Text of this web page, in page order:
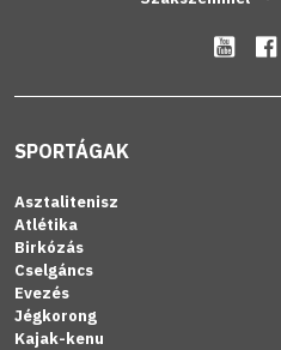
SPORTÁGAK
Asztalitenisz
Atlétika
Birkózás
Cselgáncs
Evezés
Jégkorong
Kajak-kenu